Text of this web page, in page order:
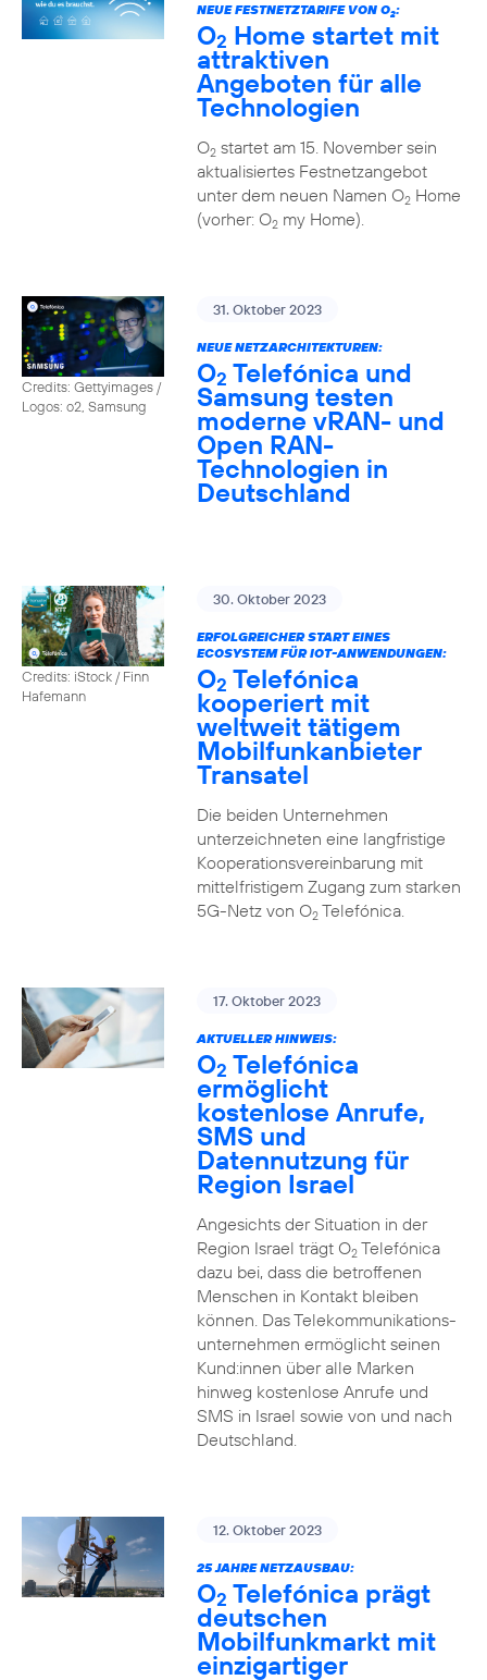
NEUE FESTNETZTARIFE VON O2:
O2 Home startet mit
attraktiven
Angeboten für alle
Technologien
O2startet am 15. November sein
aktualisiertes Festnetzangebot
unter dem neuen Namen O2Home
(vorher: O2my Home).
Credits: Gettyimages /
Logos: o2, Samsung
31. Oktober 2023
NEUE NETZARCHITEKTUREN:
O2 Telefónica und
Samsung testen
moderne vRAN- und
Open RAN-
Technologien in
Deutschland
Credits: iStock / Finn
Hafemann
30. Oktober 2023
ERFOLGREICHER START EINES
ECOSYSTEM FÜR IOT-ANWENDUNGEN:
O2 Telefónica
kooperiert mit
weltweit tätigem
Mobilfunkanbieter
Transatel
Die beiden Unternehmen
unterzeichneten eine langfristige
Kooperationsvereinbarung mit
mittelfristigem Zugang zum starken
5G-Netz von O2Telefónica.
17. Oktober 2023
AKTUELLER HINWEIS:
O2 Telefónica
ermöglicht
kostenlose Anrufe,
SMS und
Datennutzung für
Region Israel
Angesichts der Situation in der
Region Israel trägt O2Telefónica
dazu bei, dass die betroffenen
Menschen in Kontakt bleiben
können. Das Telekommunikations­
unternehmen ermöglicht seinen
Kund:innen über alle Marken
hinweg kostenlose Anrufe und
SMS in Israel sowie von und nach
Deutschland.
12. Oktober 2023
25 JAHRE NETZAUSBAU:
O2 Telefónica prägt
deutschen
Mobilfunkmarkt mit
einzigartiger